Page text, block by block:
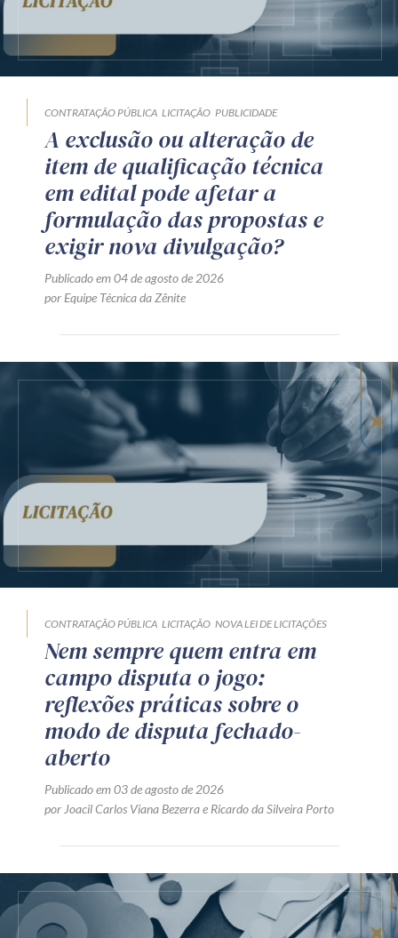
CONTRATAÇÃO PÚBLICA LICITAÇÃO PUBLICIDADE
A exclusão ou alteração de
item de qualificação técnica
em edital pode afetar a
formulação das propostas e
exigir nova divulgação?
Publicado em 04 de agosto de 2026
por Equipe Técnica da Zênite
CONTRATAÇÃO PÚBLICA LICITAÇÃO NOVA LEI DE LICITAÇÕES
Nem sempre quem entra em
campo disputa o jogo:
reflexões práticas sobre o
modo de disputa fechado-
aberto
Publicado em 03 de agosto de 2026
por Joacil Carlos Viana Bezerrae Ricardo da Silveira Porto